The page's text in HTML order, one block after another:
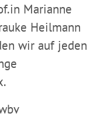
Marianne
Heilmann
wir auf jeden